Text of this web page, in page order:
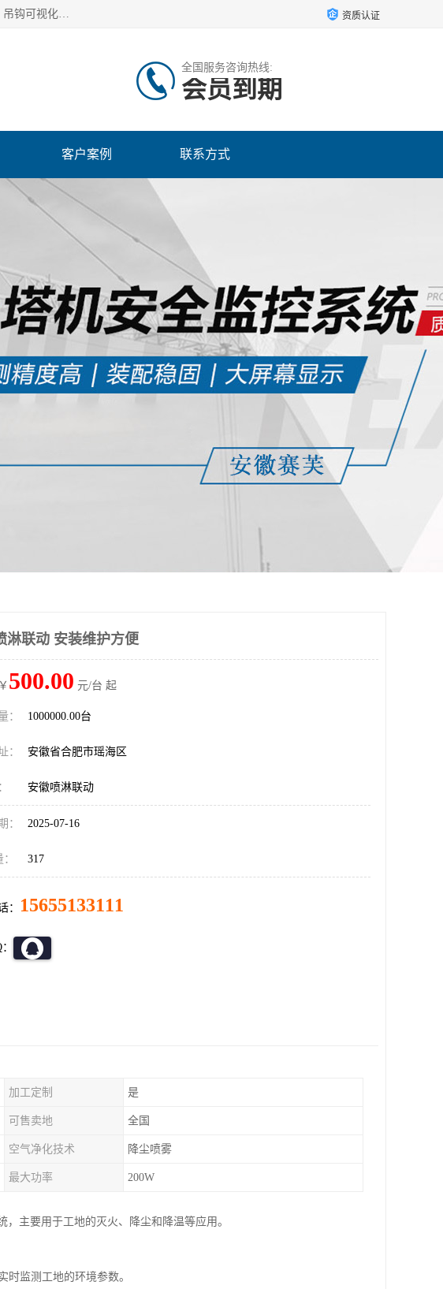
安徽赛芙智能科技有限公司是一家主营智慧化工地解决方案的企业，主营产品有：塔机安全监测系统、塔吊黑匣子、吊钩可视化、吊钩可视化系统、塔机安全监控系统、塔机黑匣子等。创建至今始终关注用户需求，为用户提供有的产品和服务。 资质认证
全国服务咨询热线:
会员到期
客户案例 联系方式
淋联动 安装维护方便
500.00 元/台 起
： 1000000.00台
： 安徽省合肥市瑶海区
安徽喷淋联动
： 2025-07-16
317
： 15655133111
加工定制 是
可售卖地 全国
空气净化技术 降尘喷雾
最大功率 200W
主要用于工地的灭火、降尘和降温等应用。
时监测工地的环境参数。